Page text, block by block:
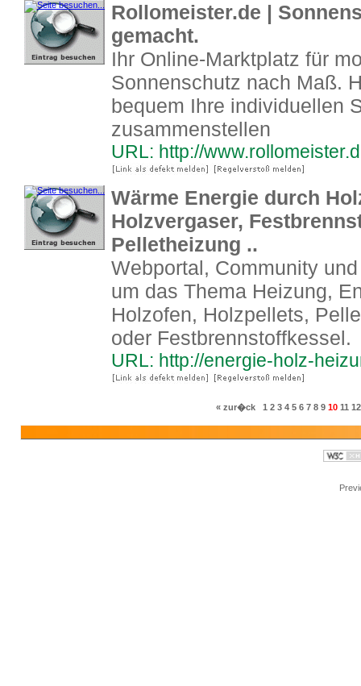
Rollomeister.de |
gemacht.
Ihr Online-Marktplatz für
Sonnenschutz nach Maß.
bequem Ihre individuellen
zusammenstellen
URL: http://
Wärme Energie durch
Holzvergaser,
Pelletheizung ..
Webportal, Community
um das Thema Heizung,
Holzofen, Holzpellets,
oder Festbrennstoffkessel.
URL: http://energie-holz-
« zur�ck 1 2 3 4 5 6 7 8 9 10 11 12